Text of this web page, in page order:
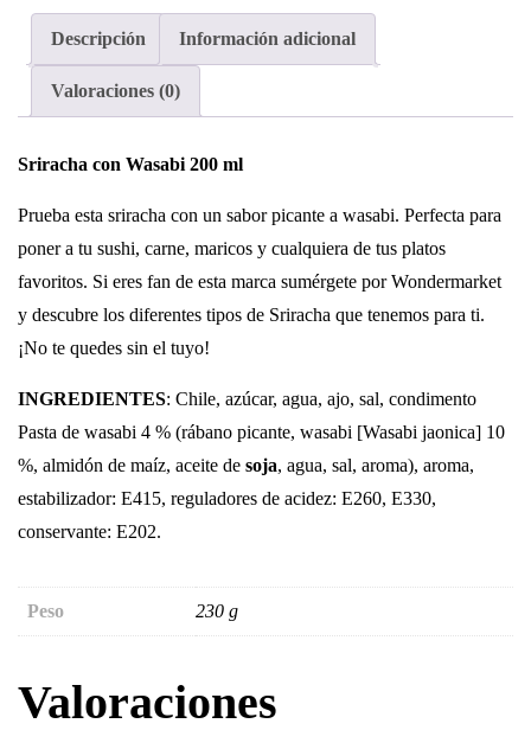
Descripción Información adicional
Valoraciones (0)
Sriracha con Wasabi 200 ml
Prueba esta sriracha con un sabor picante a wasabi. Perfecta para
poner a tu sushi, carne, maricos y cualquiera de tus platos
favoritos. Si eres fan de esta marca sumérgete por Wondermarket
y descubre los diferentes tipos de Sriracha que tenemos para ti.
¡No te quedes sin el tuyo!
INGREDIENTES: Chile, azúcar, agua, ajo, sal, condimento
Pasta de wasabi 4 % (rábano picante, wasabi [Wasabi jaonica] 10
%, almidón de maíz, aceite de soja, agua, sal, aroma), aroma,
estabilizador: E415, reguladores de acidez: E260, E330,
conservante: E202.
Peso 230 g
Valoraciones